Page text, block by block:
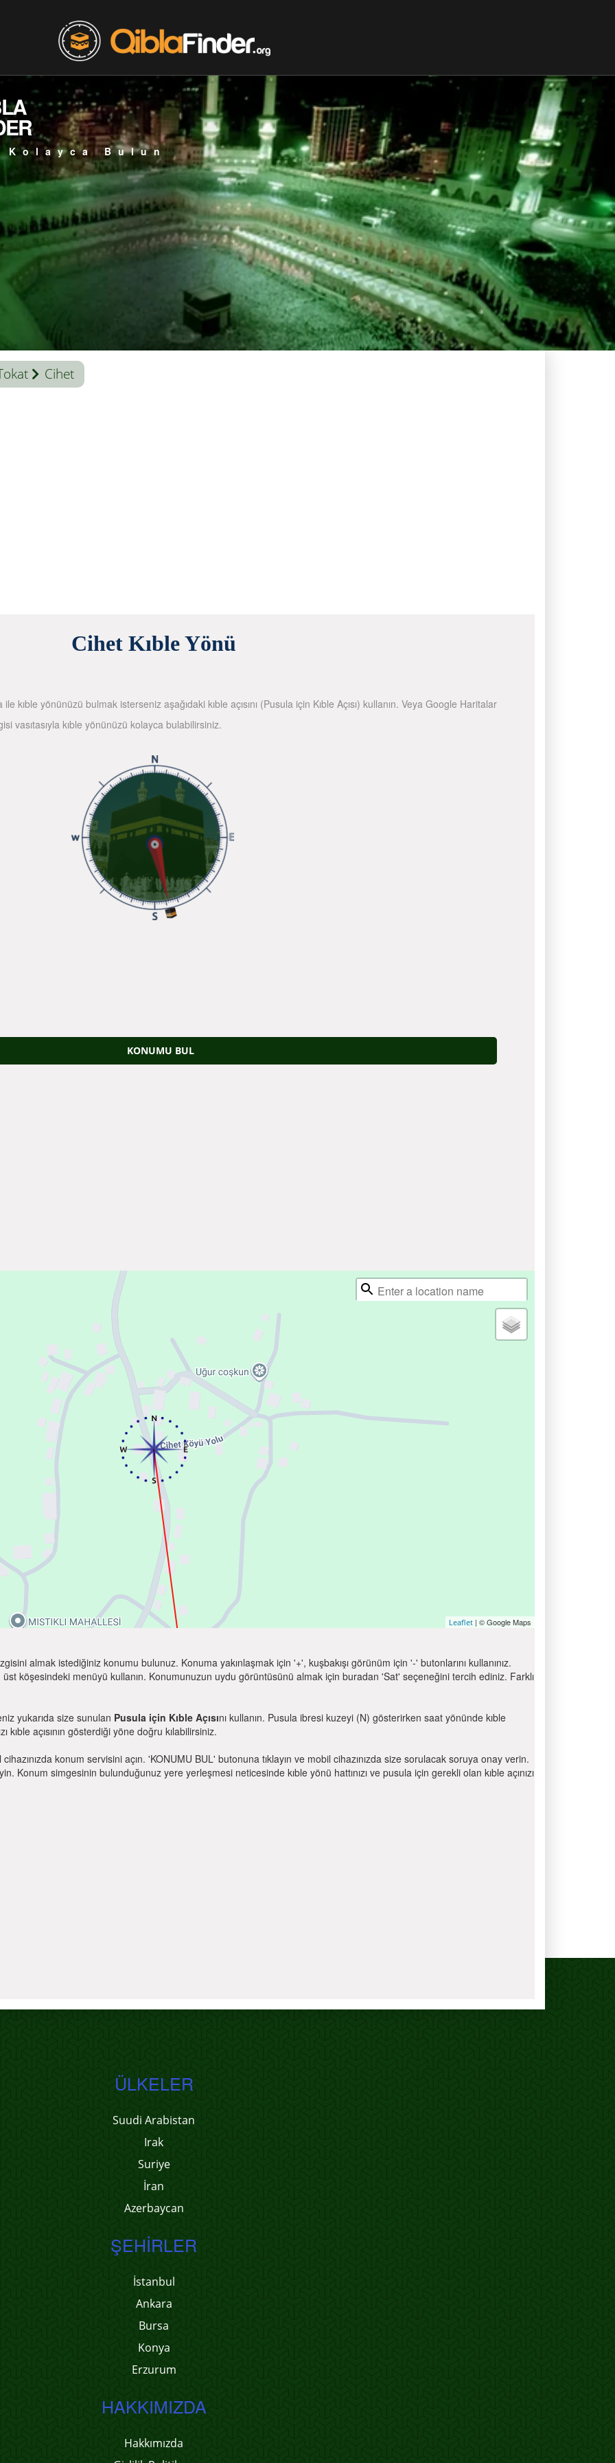
Kolayca Bulun
Cihet
Cihet Kıble Yönü
kıble yönünüzü bulmak isterseniz aşağıdaki kıble açısını (Pusula için Kıble Açısı) kullanın. Veya Google Haritalar
vasıtasıyla kıble yönünüzü kolayca bulabilirsiniz.
KONUMU BUL
Leaflet | © Google Maps
almak istediğiniz konumu bulunuz. Konuma yakınlaşmak için '+', kuşbakışı görünüm için '-' butonlarını kullanınız.
köşesindeki menüyü kullanın. Konumunuzun uydu görüntüsünü almak için buradan 'Sat' seçeneğini tercih ediniz. Farklı
yukarıda size sunulan Pusula için Kıble Açısını kullanın. Pusula ibresi kuzeyi (N) gösterirken saat yönünde kıble
kıble açısının gösterdiği yöne doğru kılabilirsiniz.
konum servisini açın. 'KONUMU BUL' butonuna tıklayın ve mobil cihazınızda size sorulacak soruya onay verin.
Konum simgesinin bulunduğunuz yere yerleşmesi neticesinde kıble yönü hattınızı ve pusula için gerekli olan kıble açınızı
ÜLKELER
Suudi Arabistan
Irak
Suriye
İran
Azerbaycan
ŞEHIRLER
İstanbul
Ankara
Bursa
Konya
Erzurum
HAKKIMIZDA
Hakkımızda